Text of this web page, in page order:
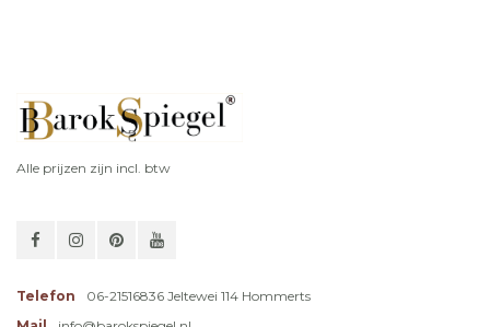
Alle prijzen zijn incl. btw
Telefon
06-21516836 Jeltewei 114 Hommerts